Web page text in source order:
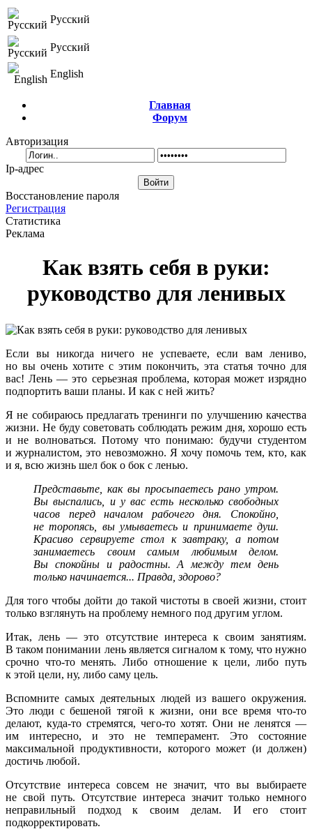
Русский
Русский
English
Главная
Форум
Авторизация
Ip-адрес
Восстановление пароля
Регистрация
Статистика
Реклама
Как взять себя в руки:
руководство для ленивых
Если вы никогда ничего не успеваете, если вам лениво,
но вы очень хотите с этим покончить, эта статья точно для
вас! Лень — это серьезная проблема, которая может изрядно
подпортить ваши планы. И как с ней жить?
Я не собираюсь предлагать тренинги по улучшению качества
жизни. Не буду советовать соблюдать режим дня, хорошо есть
и не волноваться. Потому что понимаю: будучи студентом
и журналистом, это невозможно. Я хочу помочь тем, кто, как
и я, всю жизнь шел бок о бок с ленью.
Представьте, как вы просыпаетесь рано утром.
Вы выспались, и у вас есть несколько свободных
часов перед началом рабочего дня. Спокойно,
не торопясь, вы умываетесь и принимаете душ.
Красиво сервируете стол к завтраку, а потом
занимаетесь своим самым любимым делом.
Вы спокойны и радостны. А между тем день
только начинается... Правда, здорово?
Для того чтобы дойти до такой чистоты в своей жизни, стоит
только взглянуть на проблему немного под другим углом.
Итак, лень — это отсутствие интереса к своим занятиям.
В таком понимании лень является сигналом к тому, что нужно
срочно что-то менять. Либо отношение к цели, либо путь
к этой цели, ну, либо саму цель.
Вспомните самых деятельных людей из вашего окружения.
Это люди с бешеной тягой к жизни, они все время что-то
делают, куда-то стремятся, чего-то хотят. Они не ленятся —
им интересно, и это не темперамент. Это состояние
максимальной продуктивности, которого может (и должен)
достичь любой.
Отсутствие интереса совсем не значит, что вы выбираете
не свой путь. Отсутствие интереса значит только немного
неправильный подход к своим делам. И его стоит
подкорректировать.